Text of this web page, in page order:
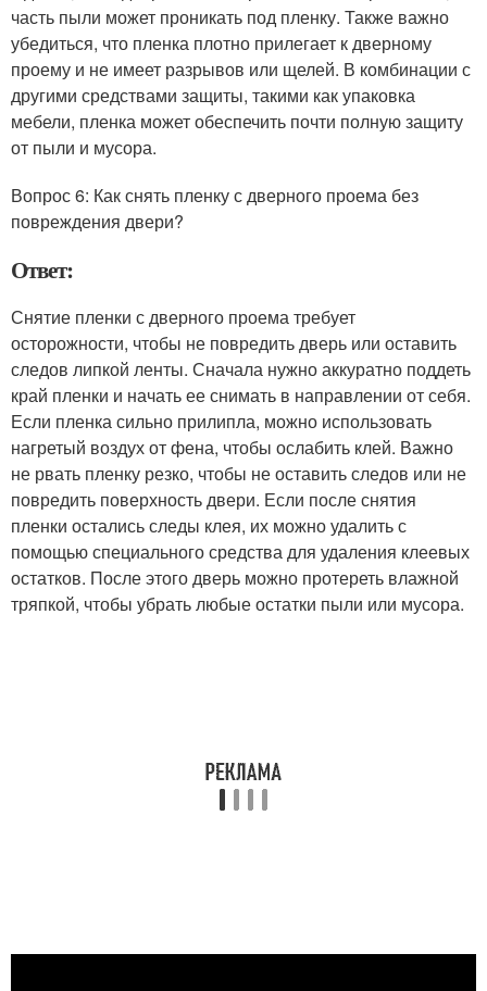
часть пыли может проникать под пленку. Также важно
убедиться, что пленка плотно прилегает к дверному
проему и не имеет разрывов или щелей. В комбинации с
другими средствами защиты, такими как упаковка
мебели, пленка может обеспечить почти полную защиту
от пыли и мусора.
Вопрос 6: Как снять пленку с дверного проема без
повреждения двери?
Ответ:
Снятие пленки с дверного проема требует
осторожности, чтобы не повредить дверь или оставить
следов липкой ленты. Сначала нужно аккуратно поддеть
край пленки и начать ее снимать в направлении от себя.
Если пленка сильно прилипла, можно использовать
нагретый воздух от фена, чтобы ослабить клей. Важно
не рвать пленку резко, чтобы не оставить следов или не
повредить поверхность двери. Если после снятия
пленки остались следы клея, их можно удалить с
помощью специального средства для удаления клеевых
остатков. После этого дверь можно протереть влажной
тряпкой, чтобы убрать любые остатки пыли или мусора.